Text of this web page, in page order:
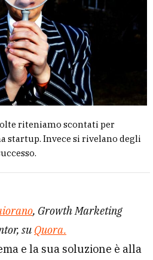
riteniamo scontati per
startup. Invece si rivelano degli
, Growth Marketing
su Quora.
e la sua soluzione è alla